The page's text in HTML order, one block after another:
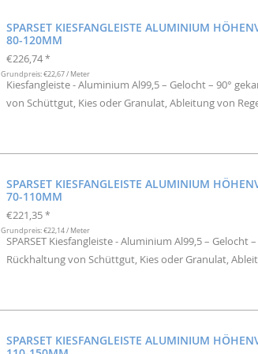
SPARSET KIESFANGLEISTE ALUMINIUM
80-120MM
€226,74 *
Grundpreis: €22,67 / Meter
Kiesfangleiste - Aluminium Al99,5 – Gelocht – 90°
von Schüttgut, Kies oder Granulat, Ableitung von
SPARSET KIESFANGLEISTE ALUMINIUM
70-110MM
€221,35 *
Grundpreis: €22,14 / Meter
SPARSET Kiesfangleiste - Aluminium Al99,5 –
Rückhaltung von Schüttgut, Kies oder Granulat,
SPARSET KIESFANGLEISTE ALUMINIUM